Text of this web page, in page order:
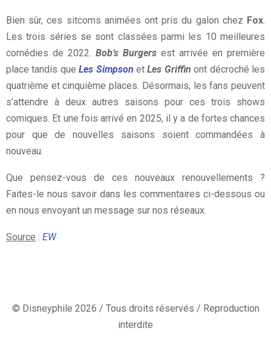
Bien sûr, ces sitcoms animées ont pris du galon chez Fox.
Les trois séries se sont classées parmi les 10 meilleures
comédies de 2022. Bob’s Burgers est arrivée en première
place tandis que Les Simpson etLes Griffin ont décroché les
quatrième et cinquième places. Désormais, les fans peuvent
s’attendre à deux autres saisons pour ces trois shows
comiques. Et une fois arrivé en 2025, il y a de fortes chances
pour que de nouvelles saisons soient commandées à
nouveau.
Que pensez-vous de ces nouveaux renouvellements ?
Faites-le nous savoir dans les commentaires ci-dessous ou
en nous envoyant un message sur nos réseaux.
Source : EW
© Disneyphile 2026 / Tous droits réservés / Reproduction
interdite